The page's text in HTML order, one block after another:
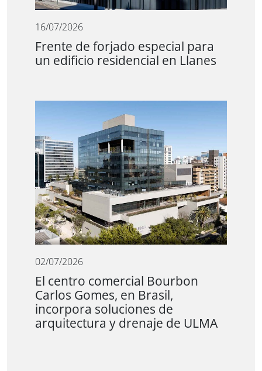
16/07/2026
Frente de forjado especial para
un edificio residencial en Llanes
02/07/2026
El centro comercial Bourbon
Carlos Gomes, en Brasil,
incorpora soluciones de
arquitectura y drenaje de ULMA